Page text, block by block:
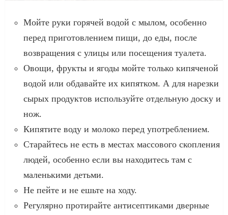
Мойте руки горячей водой с мылом, особенно
перед приготовлением пищи, до еды, после
возвращения с улицы или посещения туалета.
Овощи, фрукты и ягоды мойте только кипяченой
водой или обдавайте их кипятком. А для нарезки
сырых продуктов используйте отдельную доску и
нож.
Кипятите воду и молоко перед употреблением.
Старайтесь не есть в местах массового скопления
людей, особенно если вы находитесь там с
маленькими детьми.
Не пейте и не ешьте на ходу.
Регулярно протирайте антисептиками дверные